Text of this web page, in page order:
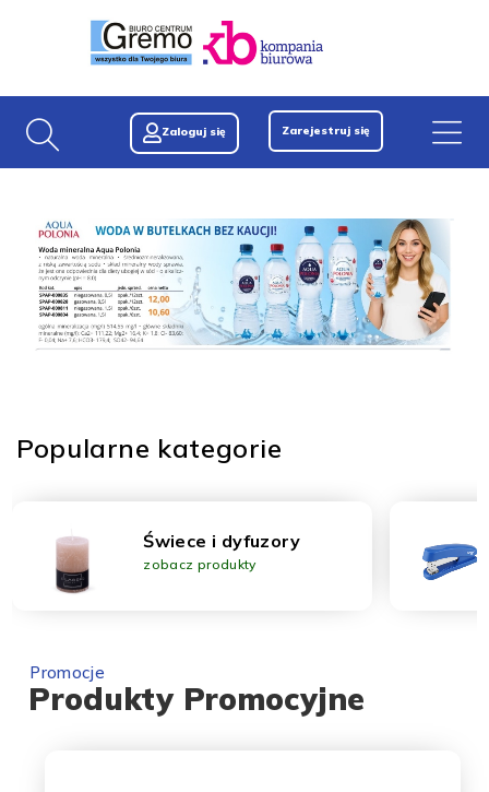
Zaloguj się Zarejestruj się
Popularne kategorie
Świece i dyfuzory
zobacz produkty
Promocje
Produkty Promocyjne